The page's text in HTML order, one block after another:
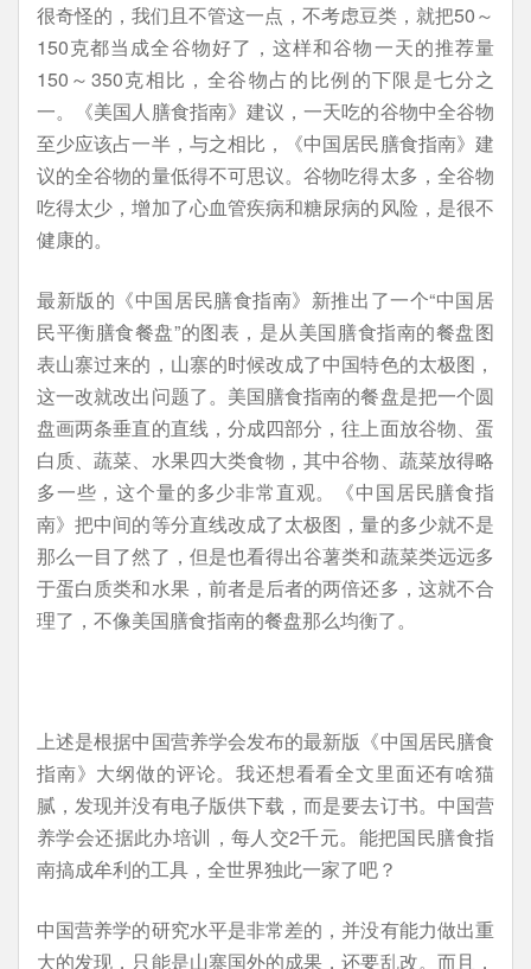
很奇怪的，我们且不管这一点，不考虑豆类，就把50～
150克都当成全谷物好了，这样和谷物一天的推荐量
150～350克相比，全谷物占的比例的下限是七分之
一。《美国人膳食指南》建议，一天吃的谷物中全谷物
至少应该占一半，与之相比，《中国居民膳食指南》建
议的全谷物的量低得不可思议。谷物吃得太多，全谷物
吃得太少，增加了心血管疾病和糖尿病的风险，是很不
健康的。
最新版的《中国居民膳食指南》新推出了一个“中国居
民平衡膳食餐盘”的图表，是从美国膳食指南的餐盘图
表山寨过来的，山寨的时候改成了中国特色的太极图，
这一改就改出问题了。美国膳食指南的餐盘是把一个圆
盘画两条垂直的直线，分成四部分，往上面放谷物、蛋
白质、蔬菜、水果四大类食物，其中谷物、蔬菜放得略
多一些，这个量的多少非常直观。《中国居民膳食指
南》把中间的等分直线改成了太极图，量的多少就不是
那么一目了然了，但是也看得出谷薯类和蔬菜类远远多
于蛋白质类和水果，前者是后者的两倍还多，这就不合
理了，不像美国膳食指南的餐盘那么均衡了。
上述是根据中国营养学会发布的最新版《中国居民膳食
指南》大纲做的评论。我还想看看全文里面还有啥猫
腻，发现并没有电子版供下载，而是要去订书。中国营
养学会还据此办培训，每人交2千元。能把国民膳食指
南搞成牟利的工具，全世界独此一家了吧？
中国营养学的研究水平是非常差的，并没有能力做出重
大的发现，只能是山寨国外的成果，还要乱改。而且，